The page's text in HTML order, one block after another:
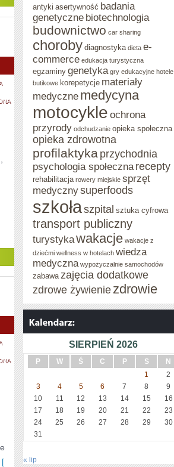
FOTOGRAFIA
HISTORIA
KOLEI
[
antyki asertywność badania
genetyczne biotechnologia
budownictwo car sharing
choroby diagnostyka dieta e-
commerce edukacja turystyczna
egzaminy genetyka gry edukacyjne hotele
butikowe korepetycje materiały
medyczne medycyna
motocykle ochrona
przyrody odchudzanie opieka społeczna
opieka zdrowotna
profilaktyka przychodnia
psychologia społeczna recepty
rehabilitacja rowery miejskie sprzęt
medycznysuperfoods
szkołaszpital sztuka cyfrowa
transport publiczny
turystykawakacje wakacje z
dziećmi wellness w hotelach wiedza
medyczna wypożyczalnie samochodów
zabawa zajęcia dodatkowe
zdrowe żywienie zdrowie
SIERPIEŃ 2026
P W Ś C P S
N
1
2
3
4 5 6 7 8
9
10
11 12 13 14 15
16
17
18 19 20 21 22
23
24
25 26 27 28 29
30
31
« lip